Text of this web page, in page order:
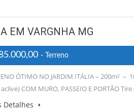
EM VARGNHA MG
- Terreno
ÓTIMO NO JARDIM ITÁLIA – 200m² –
COM MURO, PASSEIO E PORTÃO
Detalhes